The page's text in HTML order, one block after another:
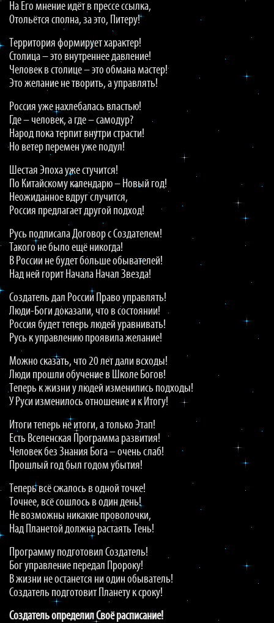
На Его мнение идёт в прессе ссылка,
Отольётся сполна, за это, Питеру!
Территория формирует характер!
Столица – это внутреннее давление!
Человек в столице – это обмана мастер!
Это желание не творить, а управлять!
Россия уже нахлебалась властью!
Где – человек, а где – самодур?
Народ пока терпит внутри страсти!
Но ветер перемен уже подул!
Шестая Эпоха уже стучится!
По Китайскому календарю – Новый год!
Неожиданное вдруг случится,
Россия предлагает другой подход!
Русь подписала Договор с Создателем!
Такого не было ещё никогда!
В России не будет больше обывателей!
Над ней горит Начала Начал Звезда!
Создатель дал России Право управлять!
Люди-Боги доказали, что в состоянии!
Россия будет теперь людей уравнивать!
Русь к управлению проявила желание!
Можно сказать, что 20 лет дали всходы!
Люди прошли обучение в Школе Богов!
Теперь к жизни у людей изменились подходы!
У Руси изменилось отношение и к Итогу!
Итоги теперь не итоги, а только Этап!
Есть Вселенская Программа развития!
Человек без Знания Бога – очень слаб!
Прошлый год был годом убытия!
Теперь всё сжалось в одной точке!
Точнее, всё сошлось в один день!
Не возможны никакие проволочки,
Над Планетой должна растаять Тень!
Программу подготовил Создатель!
Бог управление передал Пророку!
В жизни не останется ни один обыватель!
Создатель подготовит Планету к сроку!
Создатель определил Своё расписание!